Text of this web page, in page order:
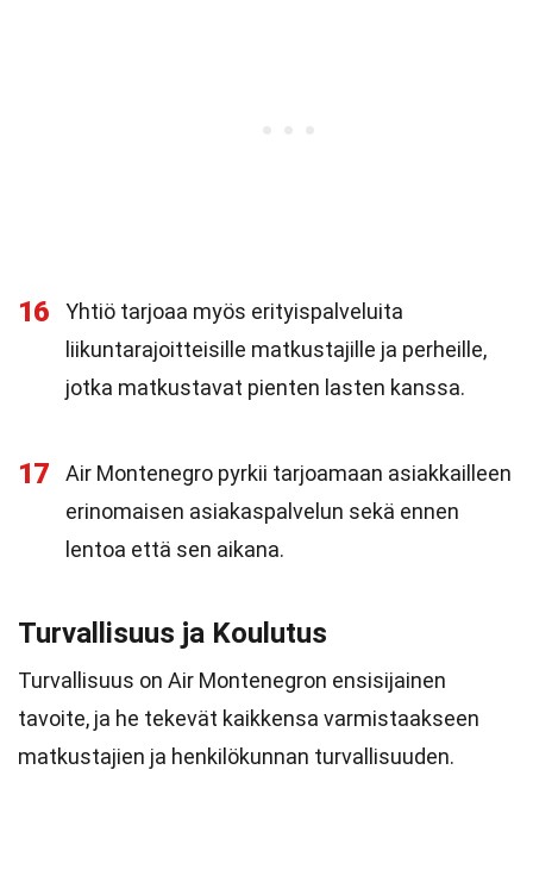
16
Yhtiö tarjoaa myös erityispalveluita
liikuntarajoitteisille matkustajille ja perheille,
jotka matkustavat pienten lasten kanssa.
17
Air Montenegro pyrkii tarjoamaan asiakkailleen
erinomaisen asiakaspalvelun sekä ennen
lentoa että sen aikana.
Turvallisuus ja Koulutus
Turvallisuus on Air Montenegron ensisijainen
tavoite, ja he tekevät kaikkensa varmistaakseen
matkustajien ja henkilökunnan turvallisuuden.